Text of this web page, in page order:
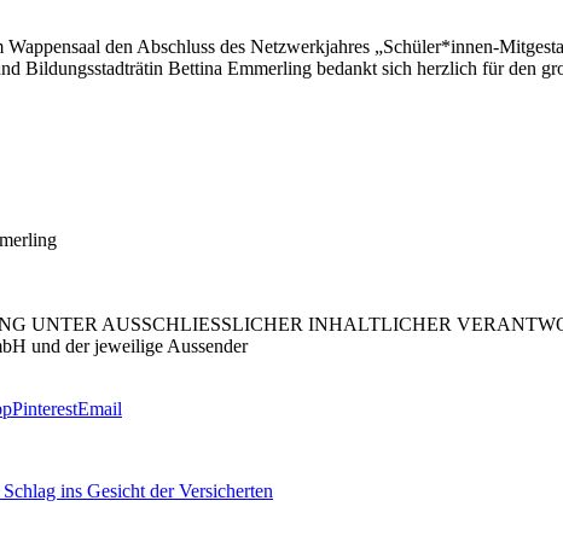
den Abschluss des Netzwerkjahres „Schüler*innen-
Bildungsstadträtin Bettina Emmerling bedankt sich herzlich für den
UNTER AUSSCHLIESSLICHER INHALTLICHER
und der jeweilige Aussender
PinterestEmail
ins Gesicht der Versicherten